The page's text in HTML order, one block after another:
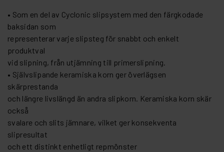
• Som en del av Cyclonic slipsystem med den färgkodade
baksidan som
representerar varje slipsteg för snabbt och enkelt
produktval
vid slipning, från utjämning till primerslipning.
• Självslipande keramiska korn ger överlägsen
skärprestanda
och längre livslängd än andra slipkorn. Keramiska korn skär
också
svalare och slits jämnare, vilket ger konsekventa
slipresultat
och ett distinkt enhetligt repmönster